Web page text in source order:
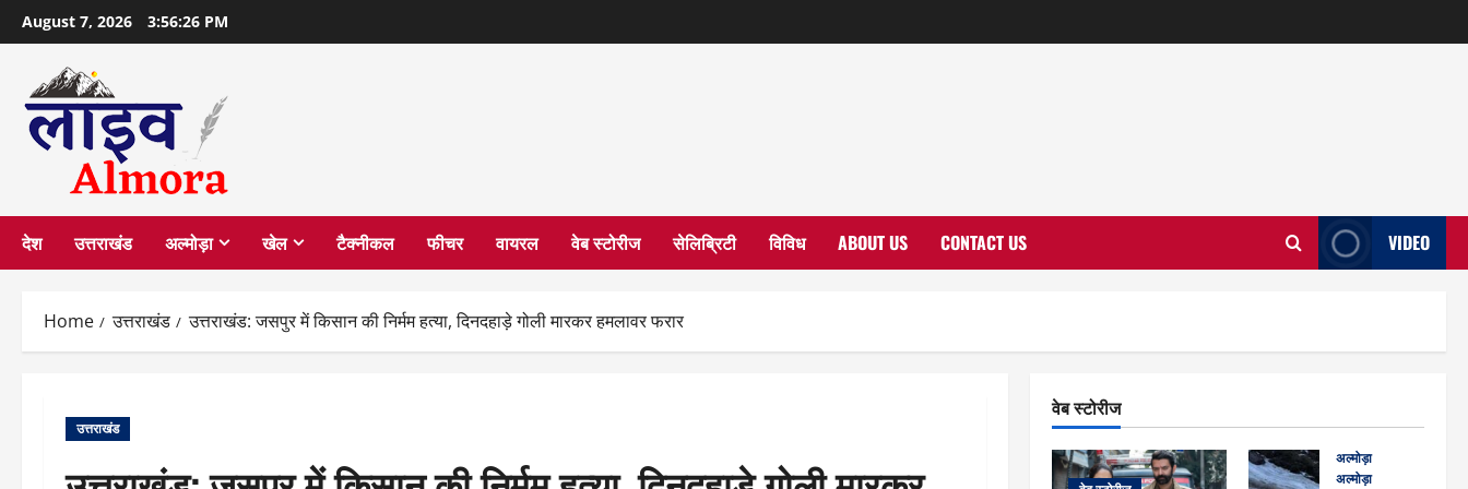
Skip
to
content
August 7, 2026 3:56:27 PM
देश उत्तराखंड अल्मोड़ा खेल टैक्नीकल फीचर वायरल वेब स्टोरीज सेलिब्रिटी विविध ABOUT US CONTACT US VIDEO
Home उत्तराखंड उत्तराखंड: जसपुर में किसान की निर्मम हत्या, दिनदहाड़े गोली मारकर हमलावर फरार
उत्तराखंड
वेब स्टोरीज
अल्मोड़ा
अल्मोड़ा और इतिहास